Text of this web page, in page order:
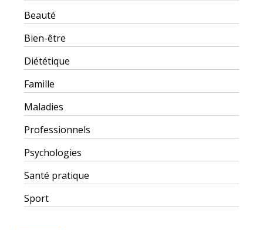
Beauté
Bien-être
Diététique
Famille
Maladies
Professionnels
Psychologies
Santé pratique
Sport